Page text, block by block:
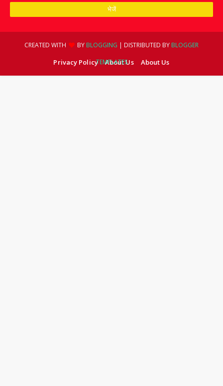
CREATED WITH BY BLOGGING | DISTRIBUTED BY BLOGGER
TEMPLATES
Privacy Policy About Us About Us